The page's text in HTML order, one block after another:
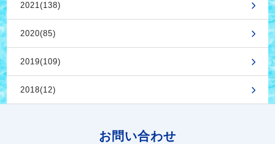
2021(138)
2020(85)
2019(109)
2018(12)
お問い合わせ